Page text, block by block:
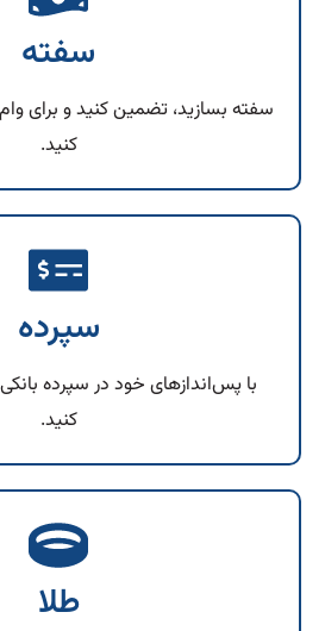
سفته
سفته بسازید، تضمین کنید و برای
کنید.
سپرده
با پس‌اندازهای خود در سپرده
کنید.
طلا